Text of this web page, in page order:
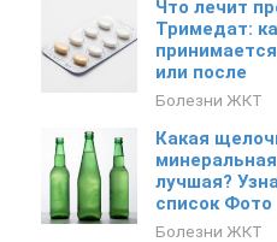
Что лечит
Тримедат:
или после
Болезни ЖКТ
Какая
лучшая?
список Фото
Болезни ЖКТ